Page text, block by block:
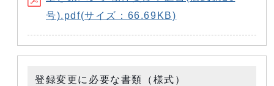
号).pdf(サイズ：66.69KB)
登録変更に必要な書類（様式）